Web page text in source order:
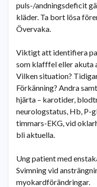
puls-/andningsdeficit
kläder. Ta bort lösa
Övervaka.
Viktigt att identifiera
som klafffel eller akuta
Vilken situation?
Förkänning? Andra
hjärta – karotider,
neurologstatus, Hb, P-
timmars-EKG, vid
bli aktuella.
Ung patient med
Svimning vid
myokardförändringar.